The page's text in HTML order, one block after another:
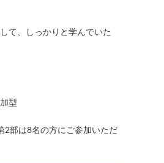
て、しっかりと学んでいた
型
2部は8名の方にご参加いただ